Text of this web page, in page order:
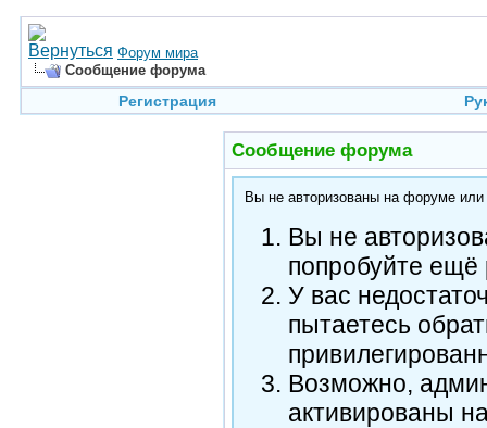
Форум мира
Сообщение форума
Регистрация
Сообщение форума
Вы не авторизованы на форуме или
Вы не
попробуйте ещё
У вас
пытаетесь
Возможно,
активированы